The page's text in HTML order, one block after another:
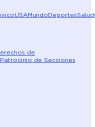
USAMundoDeportesSalud
de
Patrocinio de Secciones